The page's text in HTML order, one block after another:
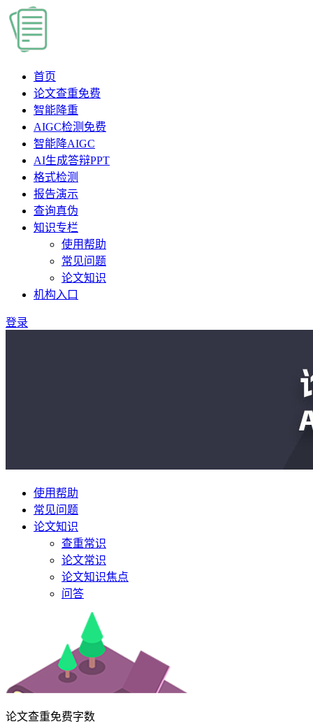
首页
论文查重免费
智能降重
AIGC检测 免费
智能降AIGC
AI生成答辩PPT
格式检测
报告演示
查询真伪
知识专栏
使用帮助
常见问题
论文知识
机构入口
登录
使用帮助
常见问题
论文知识
查重常识
论文常识
论文知识焦点
问答
论文查重免费字数